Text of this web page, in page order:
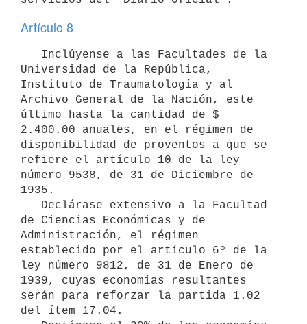
Artículo 8
Universidad de la República,
Instituto de Traumatología y al
Archivo General de la Nación, este
último hasta la cantidad de $
2.400.00 anuales, en el régimen de
disponibilidad de proventos a que se
refiere el artículo 10 de la ley
número 9538, de 31 de Diciembre de
1935.
de Ciencias Económicas y de
Administración, el régimen
establecido por el artículo 6º de la
ley número 9812, de 31 de Enero de
1939, cuyas economías resultantes
serán para reforzar la partida 1.02
del ítem 17.04.